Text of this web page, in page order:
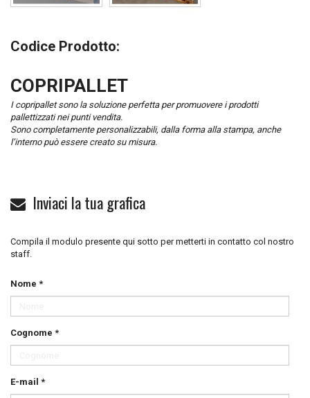
Codice Prodotto:
COPRIPALLET
I copripallet sono la soluzione perfetta per promuovere i prodotti
pallettizzati nei punti vendita.
Sono completamente personalizzabili, dalla forma alla stampa, anche
l’interno può essere creato su misura.
Inviaci la tua grafica
Compila il modulo presente qui sotto per metterti in contatto col nostro
staff.
Nome *
Cognome *
E-mail *